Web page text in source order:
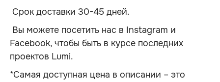
Срок доставки 30-45 дней.
Вы можете посетить нас в Instagram и
Facebook, чтобы быть в курсе последних
проектов Lumi.
*Самая доступная цена в описании – это